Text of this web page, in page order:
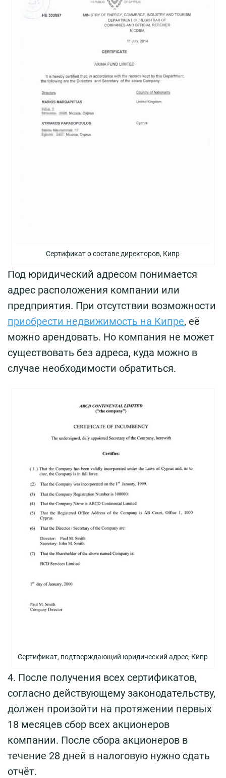
Сертификат о составе директоров, Кипр
Под юридический адресом понимается
адрес расположения компании или
предприятия. При отсутствии возможности
приобрести недвижимость на Кипре, её
можно арендовать. Но компания не может
существовать без адреса, куда можно в
случае необходимости обратиться.
Сертификат, подтверждающий юридический адрес, Кипр
4. После получения всех сертификатов,
согласно действующему законодательству,
должен произойти на протяжении первых
18 месяцев сбор всех акционеров
компании. После сбора акционеров в
течение 28 дней в налоговую нужно сдать
отчёт.